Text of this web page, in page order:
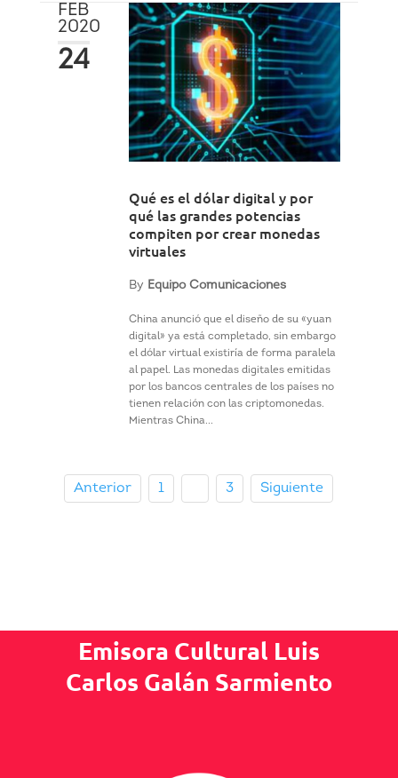
FEB
2020
24
Qué es el dólar digital y por
qué las grandes potencias
compiten por crear monedas
virtuales
By Equipo Comunicaciones
China anunció que el diseño de su «yuan
digital» ya está completado, sin embargo
el dólar virtual existiría de forma paralela
al papel. Las monedas digitales emitidas
por los bancos centrales de los países no
tienen relación con las criptomonedas.
Mientras China...
Anterior 1 3 Siguiente
Emisora Cultural Luis
Carlos Galán Sarmiento